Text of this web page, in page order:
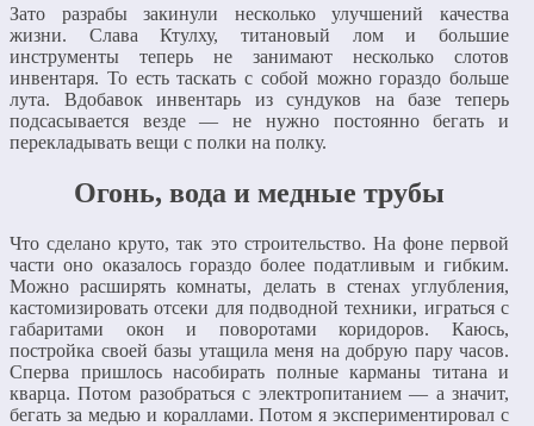
Зато разрабы закинули несколько улучшений качества
жизни. Слава Ктулху, титановый лом и большие
инструменты теперь не занимают несколько слотов
инвентаря. То есть таскать с собой можно гораздо больше
лута. Вдобавок инвентарь из сундуков на базе теперь
подсасывается везде — не нужно постоянно бегать и
перекладывать вещи с полки на полку.
Огонь, вода и медные трубы
Что сделано круто, так это строительство. На фоне первой
части оно оказалось гораздо более податливым и гибким.
Можно расширять комнаты, делать в стенах углубления,
кастомизировать отсеки для подводной техники, играться с
габаритами окон и поворотами коридоров. Каюсь,
постройка своей базы утащила меня на добрую пару часов.
Сперва пришлось насобирать полные карманы титана и
кварца. Потом разобраться с электропитанием — а значит,
бегать за медью и кораллами. Потом я экспериментировал с